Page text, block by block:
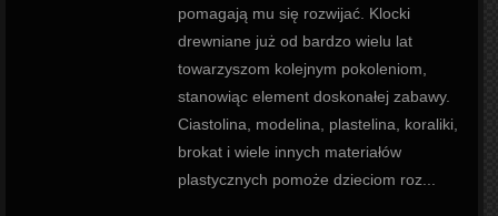
pomagają mu się rozwijać. Klocki
drewniane już od bardzo wielu lat
towarzyszom kolejnym pokoleniom,
stanowiąc element doskonałej zabawy.
Ciastolina, modelina, plastelina, koraliki,
brokat i wiele innych materiałów
plastycznych pomoże dzieciom roz...